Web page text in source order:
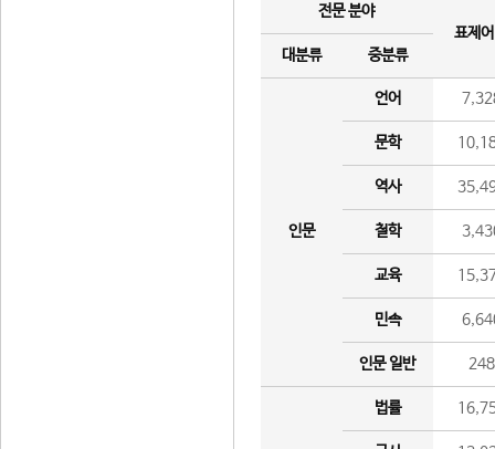
전문 분야
표제
대분류
중분류
인문
언어
문학
역사
철학
교육
민속
인문 일반 248
법률